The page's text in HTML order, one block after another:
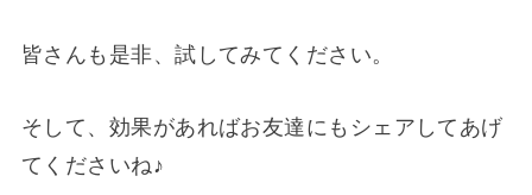
皆さんも是非、試してみてください。
そして、効果があればお友達にもシェアしてあげ
てくださいね♪